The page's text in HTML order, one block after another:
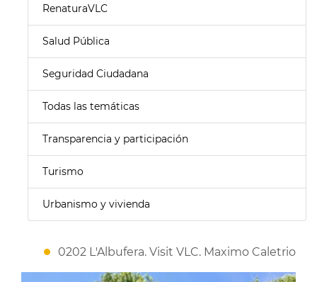
RenaturaVLC
Salud Pública
Seguridad Ciudadana
Todas las temáticas
Transparencia y participación
Turismo
Urbanismo y vivienda
0202 L'Albufera. Visit VLC. Maximo Caletrio